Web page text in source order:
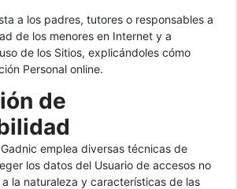
a los padres, tutores o responsables a
de los menores en Internet y a
de los Sitios, explicándoles cómo
Personal online.
de
emplea diversas técnicas de
los datos del Usuario de accesos no
la naturaleza y características de las